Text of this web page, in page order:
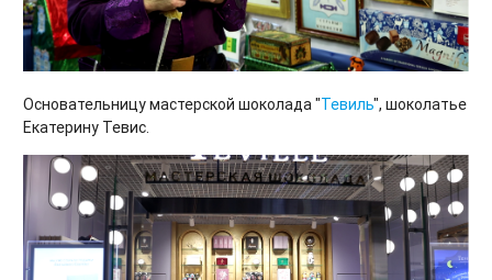
Основательницу мастерской шоколада "Тевиль", шоколатье
Екатерину Тевис.